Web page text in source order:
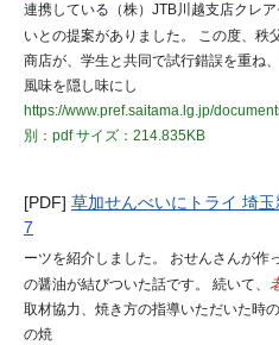
連携している（株）JTB川越支店クレ
いとの提案がありました。 この度、秩
商店が、学生と共同で試行錯誤を重ね
風味を隠し味にし
https://www.pref.saitama.lg.jp/
別：pdfサイズ：214.835KB
[PDF] 草加せんべいにトライ 埼
7
ーツを紹介しました。 おせんさんが作
の醤油が結びついた話です。 続いて、
取材協力、焼き方の指導いただいた時
の焼